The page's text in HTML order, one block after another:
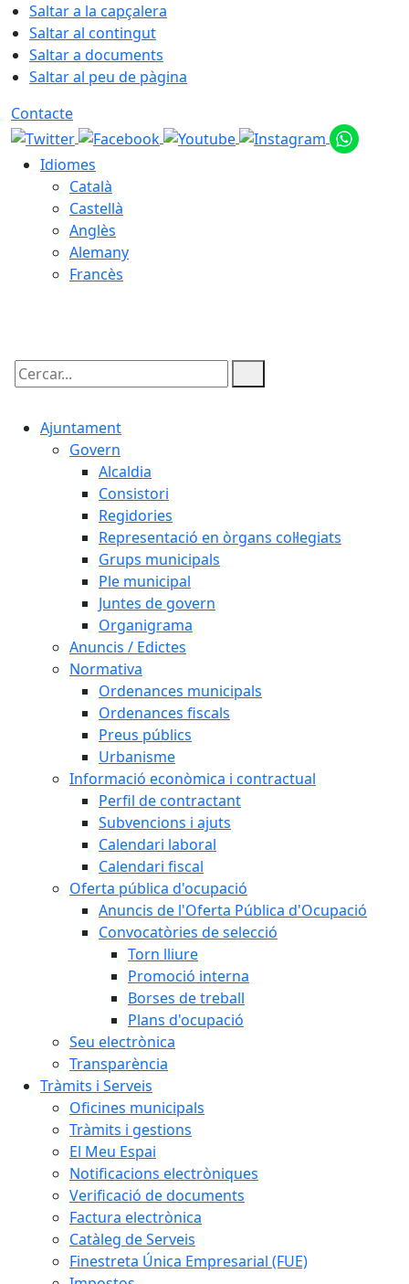
Saltar a la capçalera
Saltar al contingut
Saltar a documents
Saltar al peu de pàgina
Contacte
Idiomes
Català
Castellà
Anglès
Alemany
Francès
Cercar:
Ajuntament
Govern
Alcaldia
Consistori
Regidories
Representació en òrgans col·legiats
Grups municipals
Ple municipal
Juntes de govern
Organigrama
Anuncis / Edictes
Normativa
Ordenances municipals
Ordenances fiscals
Preus públics
Urbanisme
Informació econòmica i contractual
Perfil de contractant
Subvencions i ajuts
Calendari laboral
Calendari fiscal
Oferta pública d'ocupació
Anuncis de l'Oferta Pública d'Ocupació
Convocatòries de selecció
Torn lliure
Promoció interna
Borses de treball
Plans d'ocupació
Seu electrònica
Transparència
Tràmits i Serveis
Oficines municipals
Tràmits i gestions
El Meu Espai
Notificacions electròniques
Verificació de documents
Factura electrònica
Catàleg de Serveis
Finestreta Única Empresarial (FUE)